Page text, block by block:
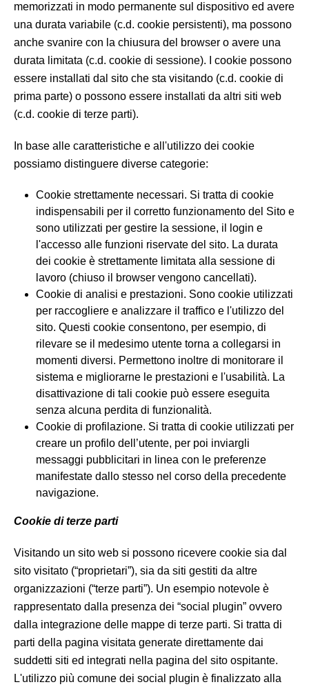
memorizzati in modo permanente sul dispositivo ed avere
una durata variabile (c.d. cookie persistenti), ma possono
anche svanire con la chiusura del browser o avere una
durata limitata (c.d. cookie di sessione). I cookie possono
essere installati dal sito che sta visitando (c.d. cookie di
prima parte) o possono essere installati da altri siti web
(c.d. cookie di terze parti).
In base alle caratteristiche e all'utilizzo dei cookie
possiamo distinguere diverse categorie:
Cookie strettamente necessari. Si tratta di cookie
indispensabili per il corretto funzionamento del Sito e
sono utilizzati per gestire la sessione, il login e
l'accesso alle funzioni riservate del sito. La durata
dei cookie è strettamente limitata alla sessione di
lavoro (chiuso il browser vengono cancellati).
Cookie di analisi e prestazioni. Sono cookie utilizzati
per raccogliere e analizzare il traffico e l'utilizzo del
sito. Questi cookie consentono, per esempio, di
rilevare se il medesimo utente torna a collegarsi in
momenti diversi. Permettono inoltre di monitorare il
sistema e migliorarne le prestazioni e l'usabilità. La
disattivazione di tali cookie può essere eseguita
senza alcuna perdita di funzionalità.
Cookie di profilazione. Si tratta di cookie utilizzati per
creare un profilo dell’utente, per poi inviargli
messaggi pubblicitari in linea con le preferenze
manifestate dallo stesso nel corso della precedente
navigazione.
Cookie di terze parti
Visitando un sito web si possono ricevere cookie sia dal
sito visitato (“proprietari”), sia da siti gestiti da altre
organizzazioni (“terze parti”). Un esempio notevole è
rappresentato dalla presenza dei “social plugin” ovvero
dalla integrazione delle mappe di terze parti. Si tratta di
parti della pagina visitata generate direttamente dai
suddetti siti ed integrati nella pagina del sito ospitante.
L'utilizzo più comune dei social plugin è finalizzato alla